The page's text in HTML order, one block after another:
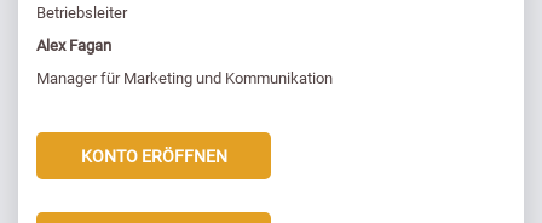
Betriebsleiter
Alex Fagan
Manager für Marketing und Kommunikation
KONTO ERÖFFNEN